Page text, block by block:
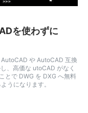
を使わずに
や AutoCAD 互換
、高価な utoCAD がなく
とで DWG を DXG へ無料
うになります。